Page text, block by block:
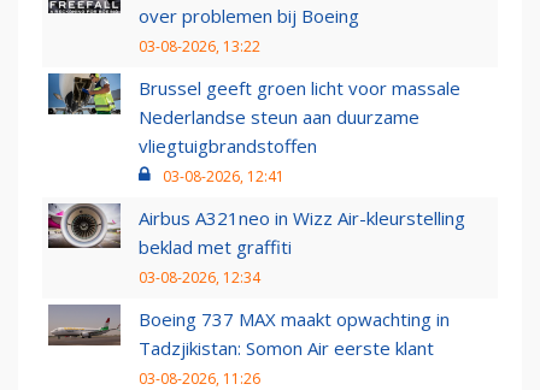
over problemen bij Boeing
03-08-2026, 13:22
Brussel geeft groen licht voor massale
Nederlandse steun aan duurzame
vliegtuigbrandstoffen
03-08-2026, 12:41
Airbus A321neo in Wizz Air-kleurstelling
beklad met graffiti
03-08-2026, 12:34
Boeing 737 MAX maakt opwachting in
Tadzjikistan: Somon Air eerste klant
03-08-2026, 11:26